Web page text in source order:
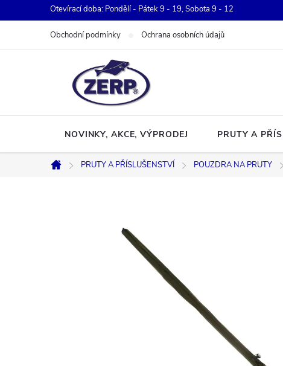
na
Otevírací doba: Pondělí - Pátek 9 - 19, Sobota 9 - 12
Obchodní podmínky Ochrana osobních údajů
NOVINKY, AKCE, VÝPRODEJ PRUTY A
Domů
PRUTY A PŘÍSLUŠENSTVÍ POUZDRA NA PRUTY